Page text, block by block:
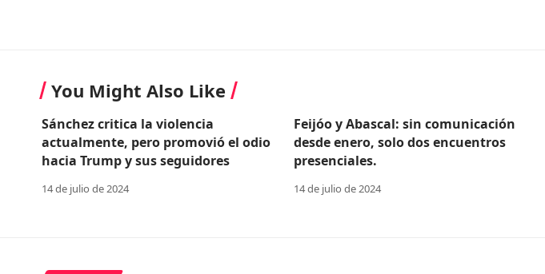
You Might Also Like
Sánchez critica la violencia
actualmente, pero promovió el odio
hacia Trump y sus seguidores
14 de julio de 2024
Feijóo y Abascal: sin comunicación
desde enero, solo dos encuentros
presenciales.
14 de julio de 2024